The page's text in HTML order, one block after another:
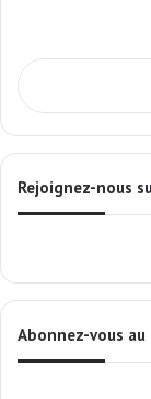
Rejoignez-nous
Abonnez-vous